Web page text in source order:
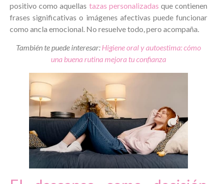
positivo como aquellas tazas personalizadas que contienen
frases significativas o imágenes afectivas puede funcionar
como ancla emocional. No resuelve todo, pero acompaña.
También te puede interesar: Higiene oral y autoestima: cómo
una buena rutina mejora tu confianza